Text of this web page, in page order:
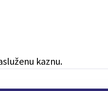
kaznu.